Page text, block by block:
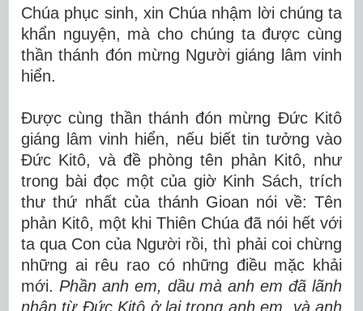
Chúa phục sinh, xin Chúa nhậm lời chúng ta
khẩn nguyện, mà cho chúng ta được cùng
thần thánh đón mừng Người giáng lâm vinh
hiển.
Được cùng thần thánh đón mừng Đức Kitô
giáng lâm vinh hiển, nếu biết tin tưởng vào
Đức Kitô, và đề phòng tên phản Kitô, như
trong bài đọc một của giờ Kinh Sách, trích
thư thứ nhất của thánh Gioan nói về: Tên
phản Kitô, một khi Thiên Chúa đã nói hết với
ta qua Con của Người rồi, thì phải coi chừng
những ai rêu rao có những điều mặc khải
mới. Phần anh em, dầu mà anh em đã lãnh
nhận từ Đức Kitô ở lại trong anh em, và anh